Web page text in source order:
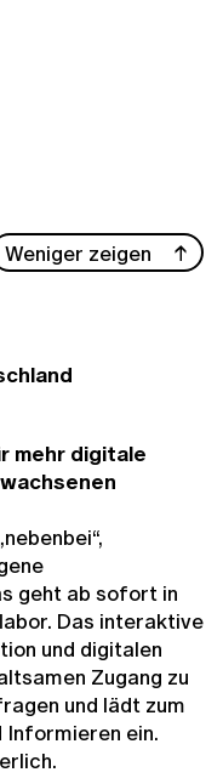
Weniger zeigen
mehr digitale
geht ab sofort in
Das interaktive
und digitalen
Zugang zu
und lädt zum
Informieren ein.